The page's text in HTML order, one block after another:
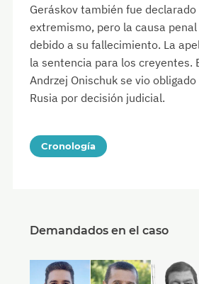
Geráskov también fue
extremismo, pero la causa
debido a su fallecimiento. La
la sentencia para los creyentes.
Andrzej Onischuk se vio
Rusia por decisión judicial.
Cronología
Demandados en el caso